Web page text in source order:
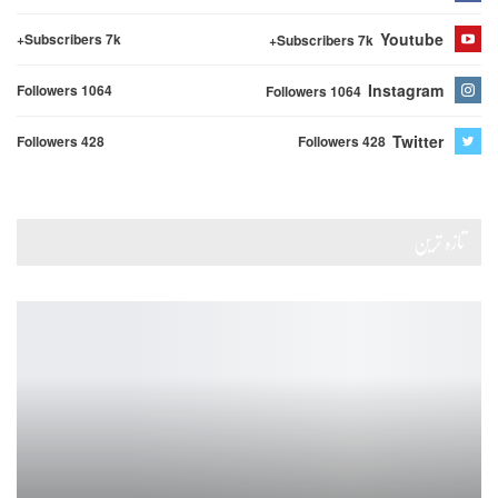
Youtube
Subscribers 7k+
Subscribers 7k+
Instagram
Followers 1064
Followers 1064
Twitter
Followers 428
Followers 428